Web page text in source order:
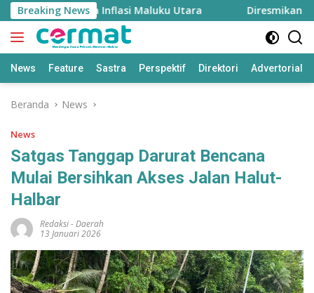
Langsung
ke
konten
Breaking News
Menjaga Inflasi Maluku Utara Diresmikan
News Feature Sastra Perspektif Direktori Advertorial
Beranda News
News
Satgas Tanggap Darurat Bencana
Mulai Bersihkan Akses Jalan Halut-
Halbar
Redaksi-Daerah
13 Januari 2026